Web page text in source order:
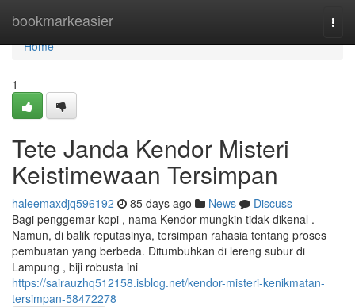
bookmarkeasier
Home
Home
1
Tete Janda Kendor Misteri
Keistimewaan Tersimpan
haleemaxdjq596192 85 days ago News
Discuss
Bagi penggemar kopi , nama Kendor mungkin tidak dikenal .
Namun, di balik reputasinya, tersimpan rahasia tentang proses
pembuatan yang berbeda. Ditumbuhkan di lereng subur di
Lampung , biji robusta ini
https://sairauzhq512158.isblog.net/kendor-misteri-kenikmatan-
tersimpan-58472278